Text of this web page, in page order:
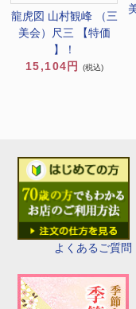
よくあるご質問
龍虎図 山村観峰 （三
美会）尺三 【特価
】！
15,104円
(税込)